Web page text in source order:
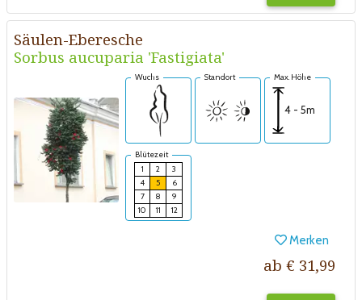
Säulen-Eberesche
Sorbus aucuparia 'Fastigiata'
Wuchs Standort Max. Höhe
4 - 5m
Blütezeit
1
2
3
4
5
6
7
8
9
10
11 12
Merken
ab € 31,99